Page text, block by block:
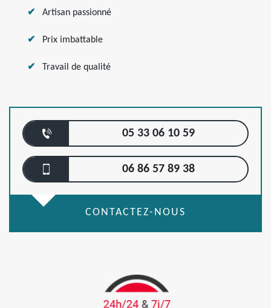
Artisan passionné
Prix imbattable
Travail de qualité
05 33 06 10 59
06 86 57 89 38
CONTACTEZ-NOUS